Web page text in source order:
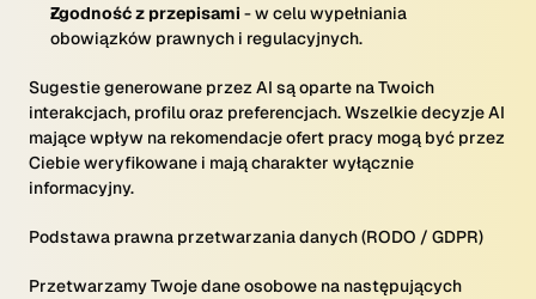
Zgodność z przepisami - w celu wypełniania
obowiązków prawnych i regulacyjnych.
Sugestie generowane przez AI są oparte na Twoich
interakcjach, profilu oraz preferencjach. Wszelkie decyzje AI
mające wpływ na rekomendacje ofert pracy mogą być przez
Ciebie weryfikowane i mają charakter wyłącznie
informacyjny.
Podstawa prawna przetwarzania danych (RODO / GDPR)
Przetwarzamy Twoje dane osobowe na następujących